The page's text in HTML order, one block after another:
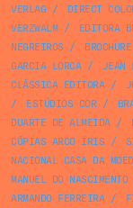
VERLAG / DIRECT
VERZWALM/ EDITORA
NEGREIROS / BROCHURE
GARCIA LORCA/ JEAN
CLÁSSICA EDITORA/
/
ESTÚDIOS COR/
DUARTE DE ALMEIDA/
CÓPIAS ARCO ÍRIS /
NACIONAL CASA DA
MANUEL DO NASCIMENTO
ARMANDO FERREIRA/